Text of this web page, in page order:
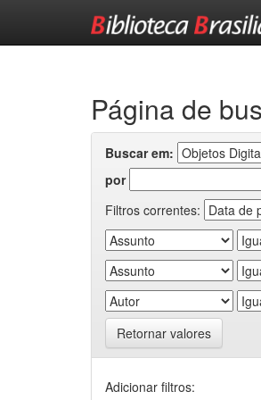
Página de
Buscar em:
por
Filtros correntes:
Retornar valores
Adicionar filtros: